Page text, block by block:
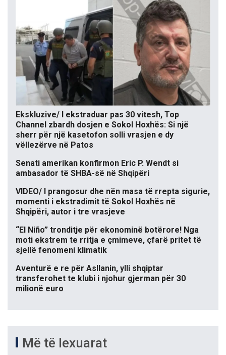
Ekskluzive/ I ekstraduar pas 30 vitesh, Top
Channel zbardh dosjen e Sokol Hoxhës: Si një
sherr për një kasetofon solli vrasjen e dy
vëllezërve në Patos
Senati amerikan konfirmon Eric P. Wendt si
ambasador të SHBA-së në Shqipëri
VIDEO/ I prangosur dhe nën masa të rrepta sigurie,
momenti i ekstradimit të Sokol Hoxhës në
Shqipëri, autor i tre vrasjeve
“El Niño” tronditje për ekonominë botërore! Nga
moti ekstrem te rritja e çmimeve, çfarë pritet të
sjellë fenomeni klimatik
Aventurë e re për Asllanin, ylli shqiptar
transferohet te klubi i njohur gjerman për 30
milionë euro
Më të lexuarat